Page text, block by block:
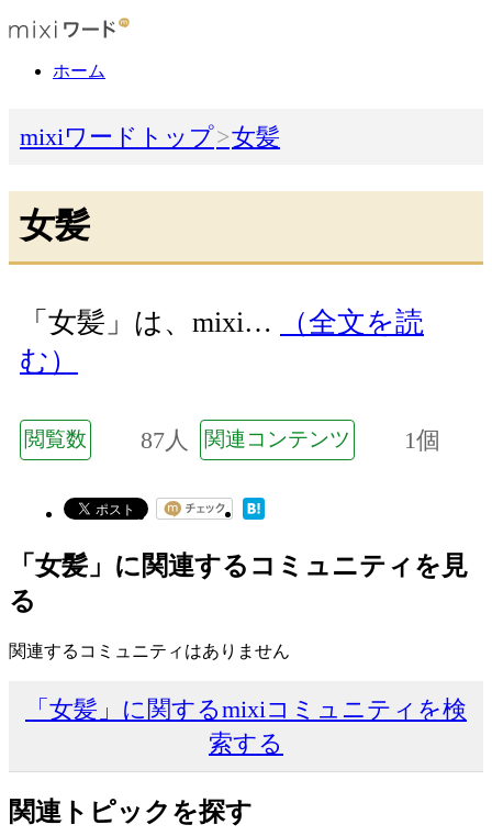
ホーム
mixiワードトップ 女髪
女髪
「女髪」は、mixi…
（全文を読
む）
閲覧数 87人 関連コンテンツ 1個
「女髪」に関連するコミュニティを見
る
関連するコミュニティはありません
「女髪」に関するmixiコミュニティを検
索する
関連トピックを探す